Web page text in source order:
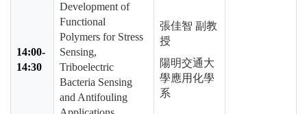
14:00-
14:30
Development of
Functional
Polymers for Stress
Sensing,
Triboelectric
Bacteria Sensing
and Antifouling
張佳智 副教
授
陽明交通大
學應用化學
系